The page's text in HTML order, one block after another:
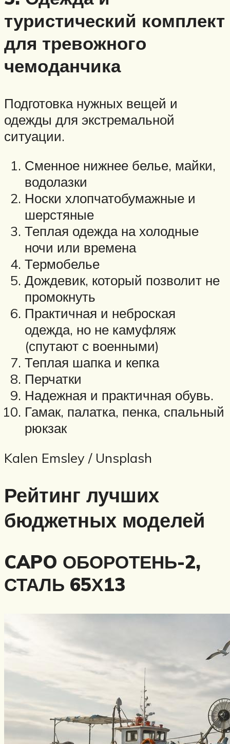
туристический комплект
для тревожного
чемоданчика
Подготовка нужных вещей и
одежды для экстремальной
ситуации.
Сменное нижнее белье, майки,
водолазки
Носки хлопчатобумажные и
шерстяные
Теплая одежда на холодные
ночи или времена
Термобелье
Дождевик, который позволит не
промокнуть
Практичная и неброская
одежда, но не камуфляж
(спутают с военными)
Теплая шапка и кепка
Перчатки
Надежная и практичная обувь.
Гамак, палатка, пенка, спальный
рюкзак
Kalen Emsley / Unsplash
Рейтинг лучших
бюджетных моделей
CAPO ОБОРОТЕНЬ-2,
СТАЛЬ 65Х13